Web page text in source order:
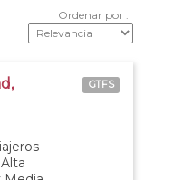
Ordenar por
GTFS